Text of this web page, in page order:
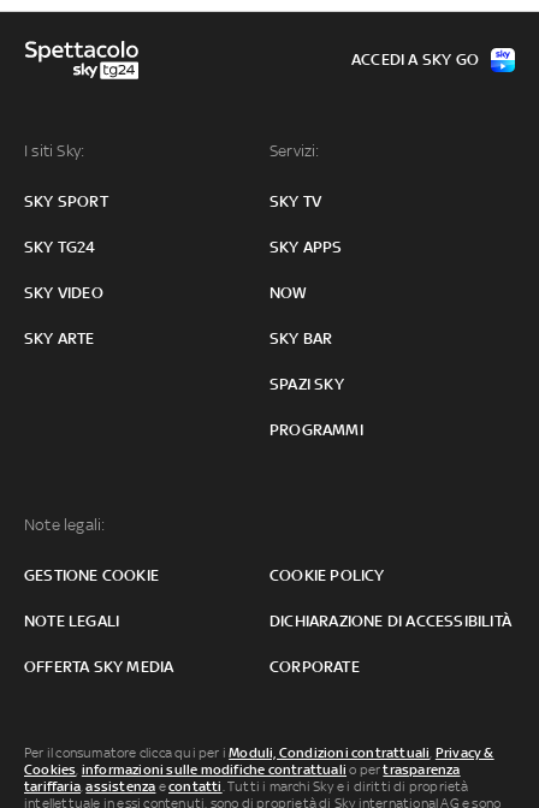
I siti Sky:
SKY SPORT
SKY TG24
SKY VIDEO
SKY ARTE
Servizi:
SKY TV
SKY APPS
NOW
SKY BAR
SPAZI SKY
PROGRAMMI
Note legali:
GESTIONE COOKIE COOKIE POLICY
NOTE LEGALI DICHIARAZIONE DI ACCESSIBILITÀ
OFFERTA SKY MEDIA CORPORATE
ACCEDI A SKY GO
Per il consumatore clicca qui per iModuli, Condizioni contrattuali, Privacy &
Cookies, informazioni sulle modifiche contrattuali o pertrasparenza
tariffaria,assistenza econtatti. Tutti i marchi Sky e i diritti di proprietà
intellettuale in essi contenuti, sono di proprietà di Sky international AG e sono